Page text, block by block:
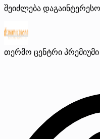
შეიძლება
თერმო ცენტრი პრემიუმი